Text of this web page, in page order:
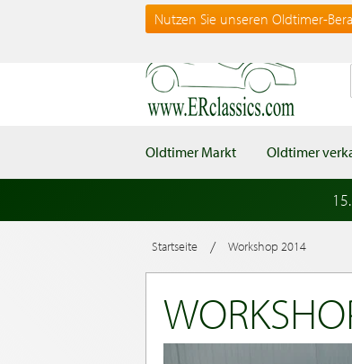
Nutzen Sie unseren Oldtimer-
Oldtimer Markt Oldtimer
Startseite / Workshop 2014